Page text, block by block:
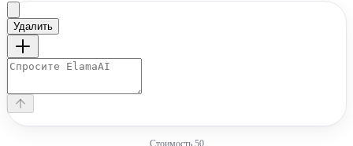
Удалить
Стоимость 50